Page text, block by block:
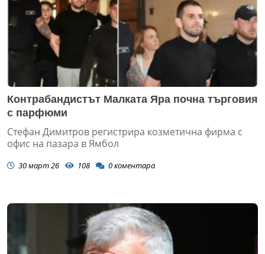
Контрабандистът Малката Яра почна търговия
с парфюми
Стефан Димитров регистрира козметична фирма с
офис на пазара в Ямбол
30 март 26 108 0коментара